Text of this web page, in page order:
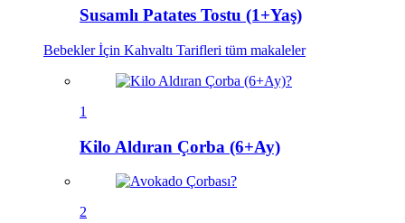
Susamlı Patates Tostu (1+Yaş)
Bebekler İçin Kahvaltı Tarifleri tüm makaleler
1
Kilo Aldıran Çorba (6+Ay)
2